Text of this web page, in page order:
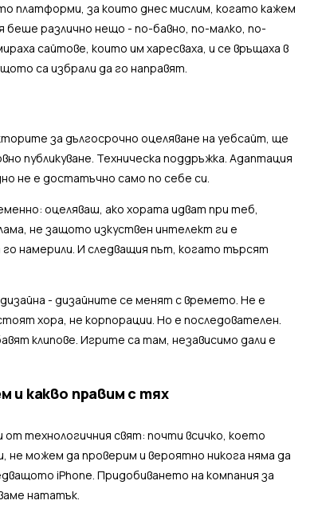
платформи, за които днес мислим, когато кажем
различно нещо - по-бавно, по-малко, по-
сайтове, които им харесваха, и се връщаха в
са избрали да го направят.
за дългосрочно оцеляване на уебсайт, ще
публикуване. Техническа поддръжка. Адаптация
не е достатъчно само по себе си.
оцеляваш, ако хората идват при теб,
не защото изкуствен интелект ги е
намерили. И следващия път, когато търсят
- дизайните се менят с времето. Не е
хора, не корпорации. Но е последователен.
клипове. Игрите са там, независимо дали е
и какво правим с тях
технологичния свят: почти всичко, което
можем да проверим и вероятно никога няма да
iPhone. Придобиването на компания за
нататък.